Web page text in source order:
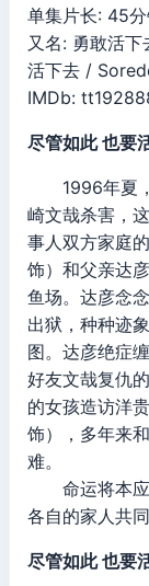
单集片长: 45
又名: 勇敢活
活下去 /
IMDb:
尽管如此 也要
1996年夏，
崎文哉杀害，
事人双方家庭
饰）和父亲达
鱼场。达彦念
出狱，种种迹
图。达彦绝症
好友文哉复仇
的女孩造访洋
饰），多年来
难。
命运将本应
各自的家人共
尽管如此 也要